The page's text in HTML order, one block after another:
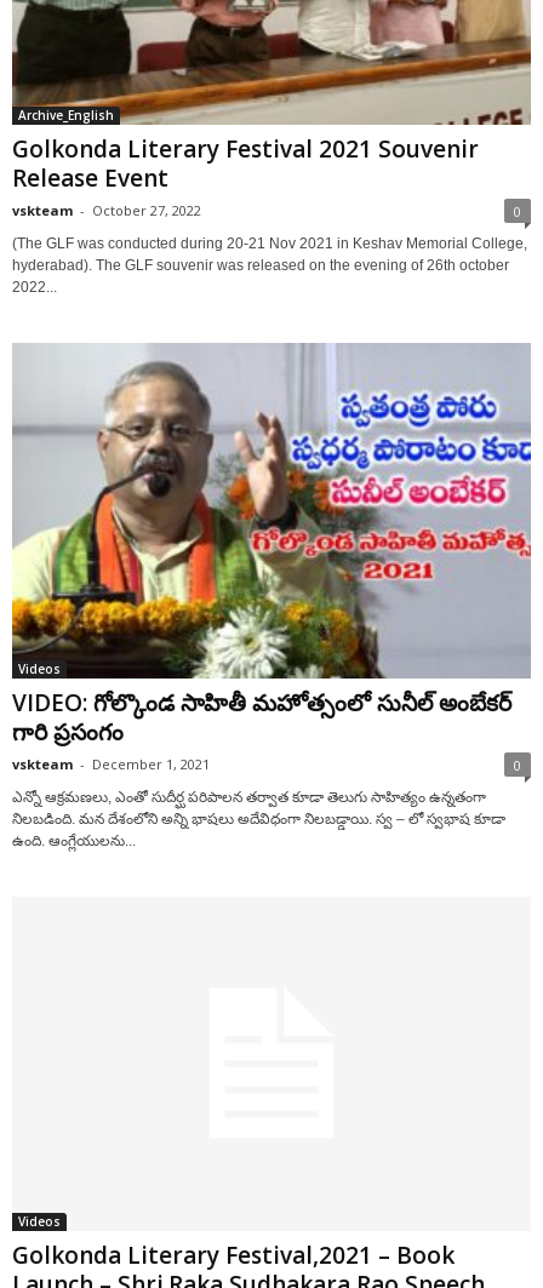
Archive_English
Golkonda Literary Festival 2021 Souvenir
Release Event
vskteam - October 27, 2022 0
(The GLF was conducted during 20-21 Nov 2021 in Keshav Memorial College,
hyderabad). The GLF souvenir was released on the evening of 26th october
2022...
Videos
VIDEO: గోల్కొండ సాహితీ మ‌హోత్సంలో సునీల్ అంబేక‌ర్
గారి ప్రసంగం
vskteam - December 1, 2021 0
ఎన్నో ఆక్ర‌మ‌ణ‌లు, ఎంతో సుదీర్ఘ ప‌రిపాల‌న త‌ర్వాత కూడా తెలుగు సాహిత్యం ఉన్న‌తంగా
నిల‌బ‌డింది. మ‌న దేశంలోని అన్ని భాష‌లు అదేవిధంగా నిల‌బ‌డ్డాయి. స్వ – లో స్వ‌భాష కూడా
ఉంది. ఆంగ్లేయుల‌ను...
Videos
Golkonda Literary Festival,2021 – Book